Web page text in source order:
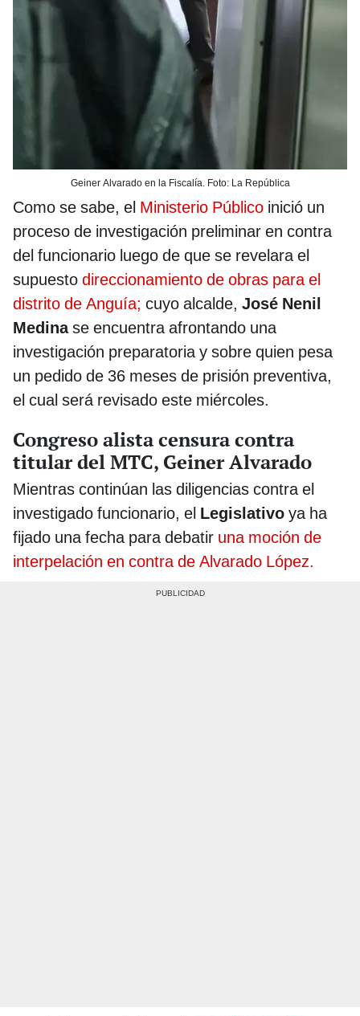
Geiner Alvarado en la Fiscalía. Foto: La República
Como se sabe, el Ministerio Público inició un
proceso de investigación preliminar en contra
del funcionario luego de que se revelara el
supuesto direccionamiento de obras para el
distrito de Anguía; cuyo alcalde, José Nenil
Medinase encuentra afrontando una
investigación preparatoria y sobre quien pesa
un pedido de 36 meses de prisión preventiva,
el cual será revisado este miércoles.
Congreso alista censura contra
titular del MTC, Geiner Alvarado
Mientras continúan las diligencias contra el
investigado funcionario, el Legislativo ya ha
fijado una fecha para debatir una moción de
interpelación en contra de Alvarado López.